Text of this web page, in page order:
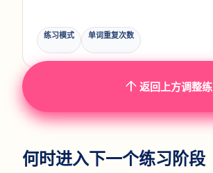
练习模式 单词重复次数
arrow_upward 返回上方调整
何时进入下一个练习阶段